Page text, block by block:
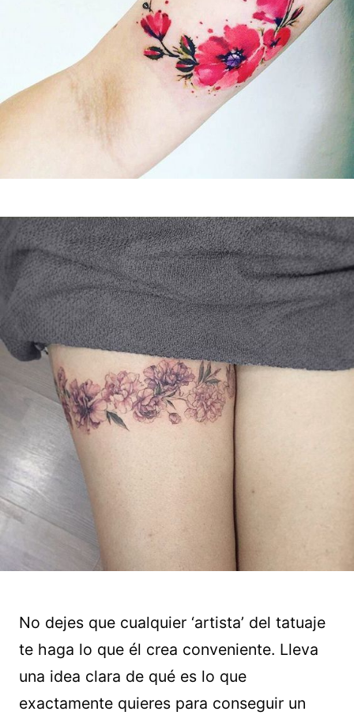
No dejes que cualquier ‘artista’ del tatuaje
te haga lo que él crea conveniente. Lleva
una idea clara de qué es lo que
exactamente quieres para conseguir un